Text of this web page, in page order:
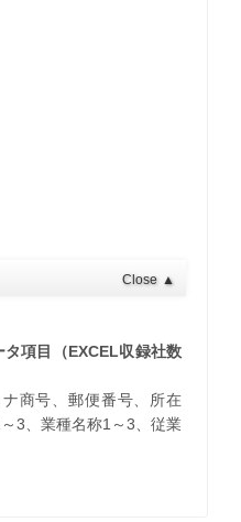
Close ▲
項目（EXCEL収録社数
商号、郵便番号、所在
3、業種名称1～3、従業